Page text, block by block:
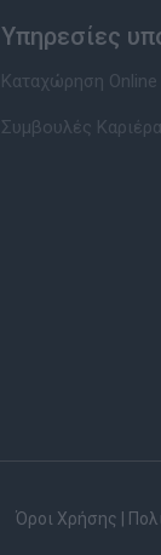
Υπηρεσίες
Καταχώρηση Online
Συμβουλές
Όροι Χρήσης